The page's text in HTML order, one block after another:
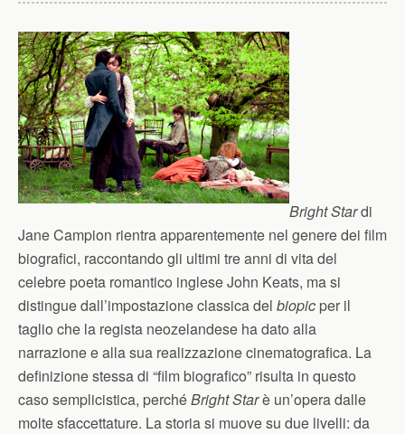
Bright Stardi
Jane Campion rientra apparentemente nel genere dei film
biografici, raccontando gli ultimi tre anni di vita del
celebre poeta romantico inglese John Keats, ma si
distingue dall’impostazione classica del biopic per il
taglio che la regista neozelandese ha dato alla
narrazione e alla sua realizzazione cinematografica. La
definizione stessa di “film biografico” risulta in questo
caso semplicistica, perchéBright Starè un’opera dalle
molte sfaccettature. La storia si muove su due livelli: da